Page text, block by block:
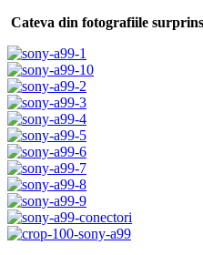
Cateva din fotografiile